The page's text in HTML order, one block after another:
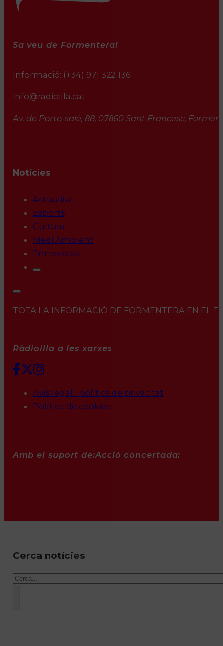
Sa veu de Formentera!
Informació: (+34) 971 322 136
info@radioilla.cat
Av. de Porto-salè, 88, 07860 Sant Francesc,
Notícies
Actualitat
Esports
Cultura
Medi Ambient
Entrevistes
TOTA LA INFORMACIÓ DE FORMENTERA EN EL
Ràdioilla a les xarxes
Avís legal i política de privacitat
Política de cookies
Amb el suport de:Acció concertada:
Cerca notícies
Cercar